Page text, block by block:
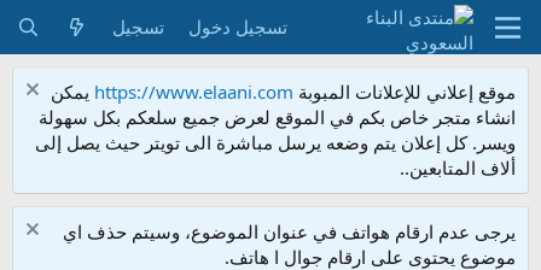
تسجيل دخول تسجيل
موقع إعلاني للإعلانات المبوبة https://www.elaani.com يمكن
انشاء متجر خاص بكم في الموقع لعرض جميع سلعكم بكل سهولة
ويسر. كل إعلان يتم وضعه يرسل مباشرة الى تويتر حيث يصل إلى
ألاف المتابعين..
يرجى عدم ارقام هواتف في عنوان الموضوع، وسيتم حذف اي
موضوع يحتوى على ارقام جوال ا هاتف.